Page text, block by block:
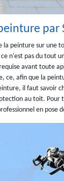
par
la peinture sur une
n'est pas du tout
avant toute
ce, afin que la
il faut savoir
au toit. Pour
en pose